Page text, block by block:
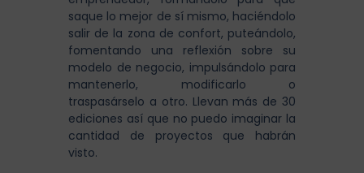
saque lo mejor de sí mismo, haciéndolo
salir de la zona de confort, puteándolo,
fomentando una reflexión sobre su
modelo de negocio, impulsándolo para
mantenerlo, modificarlo o
traspasárselo a otro. Llevan más de 30
ediciones así que no puedo imaginar la
cantidad de proyectos que habrán
visto.